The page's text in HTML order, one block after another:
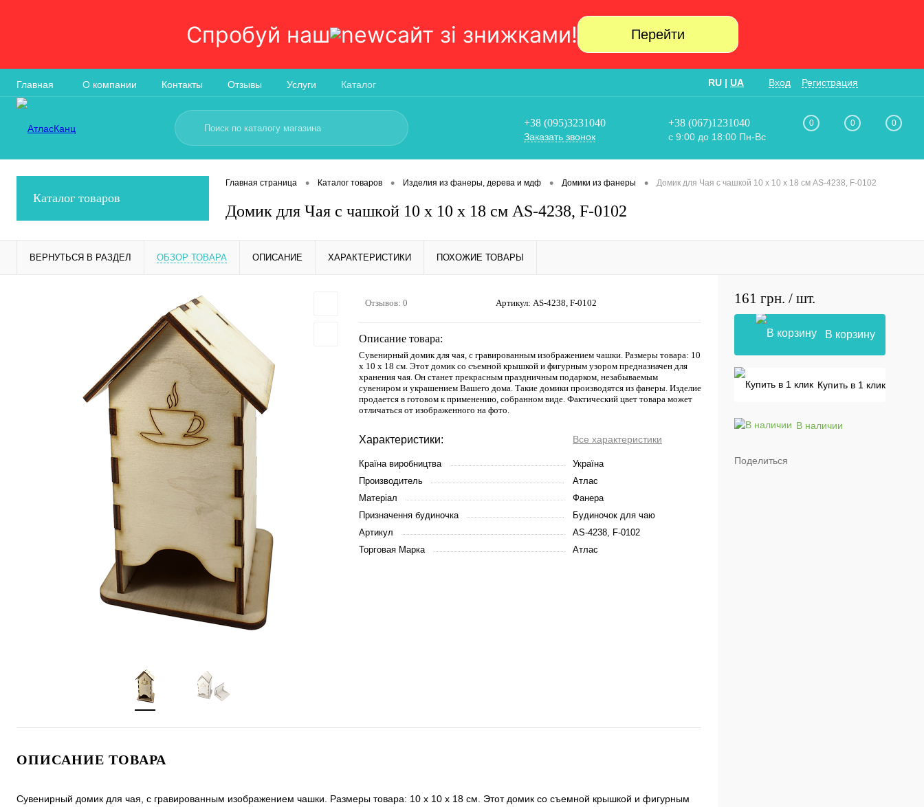
Спробуй наш сайт зi знижками! Перейти
Главная О компании Контакты Отзывы Услуги Каталог RU | UA Вход Регистрация
+38 (095)3231040
Заказать звонок
+38 (067)1231040
с 9:00 до 18:00 Пн-Вс
0 0 0
Каталог товаров
Главная страница • Каталог товаров • Изделия из фанеры, дерева и мдф • Домики из фанеры • Домик для Чая с чашкой 10 х 10 х 18 см AS-4238, F-0102
Домик для Чая с чашкой 10 х 10 х 18 см AS-4238, F-0102
ВЕРНУТЬСЯ В РАЗДЕЛ ОБЗОР ТОВАРА ОПИСАНИЕ ХАРАКТЕРИСТИКИ ПОХОЖИЕ ТОВАРЫ
Отзывов: 0 Артикул: AS-4238, F-0102
Описание товара:
Сувенирный домик для чая, с гравированным изображением чашки. Размеры товара: 10
х 10 х 18 см. Этот домик со съемной крышкой и фигурным узором предназначен для
хранения чая. Он станет прекрасным праздничным подарком, незабываемым
сувениром и украшением Вашего дома. Такие домики производятся из фанеры. Изделие
продается в готовом к применению, собранном виде. Фактический цвет товара может
отличаться от изображенного на фото.
Характеристики: Все характеристики
Країна виробництва
Україна
Производитель
Атлас
Матеріал
Фанера
Призначення будиночка
Будиночок для чаю
Артикул
AS-4238, F-0102
Торговая Марка
Атлас
ОПИСАНИЕ ТОВАРА
Сувенирный домик для чая, с гравированным изображением чашки. Размеры товара: 10 х 10 х 18 см. Этот домик со съемной крышкой и фигурным
161 грн. / шт.
В корзину
Купить в 1 клик
В наличии
Поделиться